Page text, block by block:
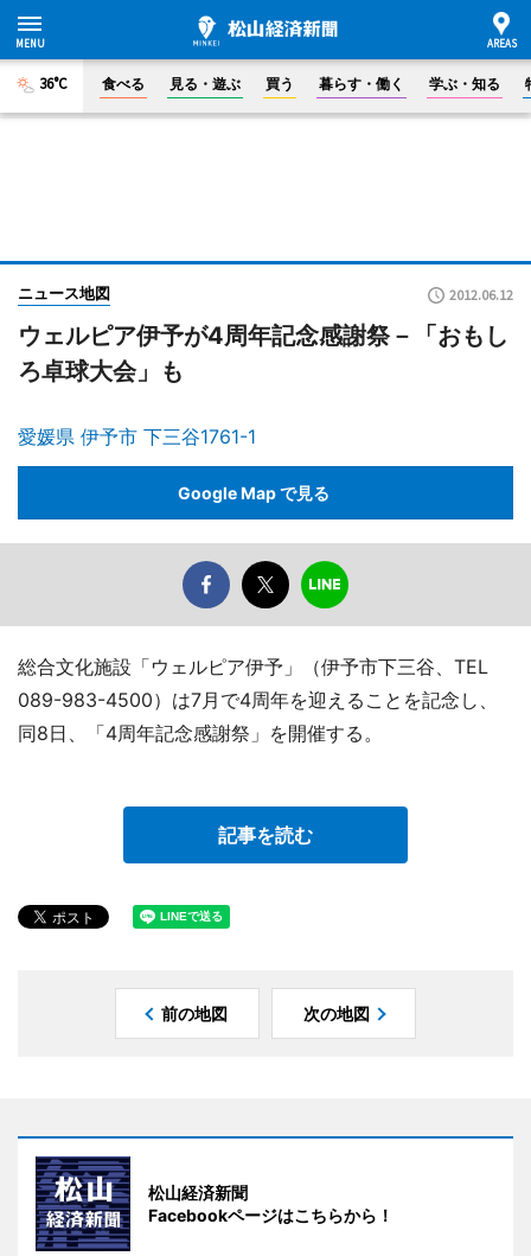
36°C 食べる 見る・遊ぶ 買う 暮らす・働く 学ぶ・知る
ニュース地図 2012.06.12
ウェルピア伊予が4周年記念感謝祭－「おもし
ろ卓球大会」も
愛媛県 伊予市 下三谷1761-1
Google Map で見る
総合文化施設「ウェルピア伊予」（伊予市下三谷、TEL
089-983-4500）は7月で4周年を迎えることを記念し、
同8日、「4周年記念感謝祭」を開催する。
記事を読む
前の地図 次の地図
松山経済新聞
Facebookページはこちらから！